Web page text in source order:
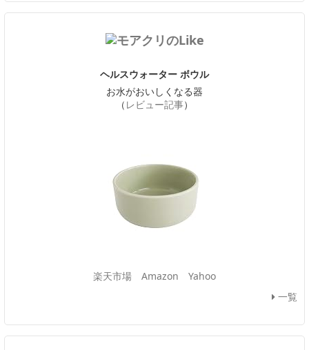
ヘルスウォーター ボウル
お水がおいしくなる器
（ レビュー記事）
楽天市場 Amazon
Yahoo
一覧